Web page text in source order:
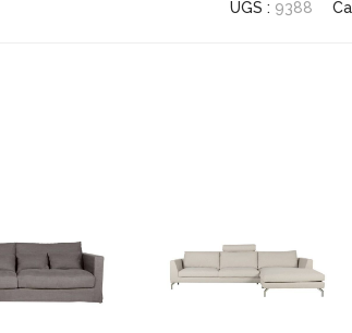
UGS : 9388